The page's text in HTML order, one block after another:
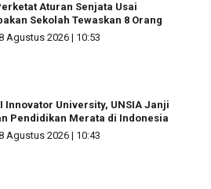
Aturan Senjata Usai
Sekolah Tewaskan 8 Orang
Agustus 2026 | 10:53
Innovator University, UNSIA Janji
Pendidikan Merata di Indonesia
Agustus 2026 | 10:43